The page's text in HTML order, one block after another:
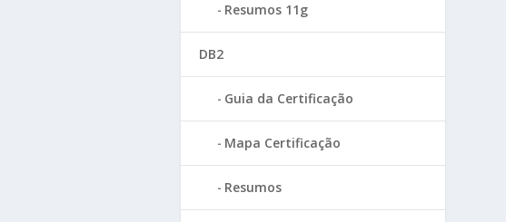
Resumos 11g
DB2
Guia da Certificação
Mapa Certificação
Resumos